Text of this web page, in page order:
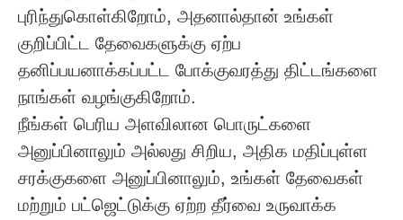
புரிந்துகொள்கிறோம், அதனால்தான் உங்கள்
குறிப்பிட்ட தேவைகளுக்கு ஏற்ப
தனிப்பயனாக்கப்பட்ட போக்குவரத்து திட்டங்களை
நாங்கள் வழங்குகிறோம்.
நீங்கள் பெரிய அளவிலான பொருட்களை
அனுப்பினாலும் அல்லது சிறிய, அதிக மதிப்புள்ள
சரக்குகளை அனுப்பினாலும், உங்கள் தேவைகள்
மற்றும் பட்ஜெட்டுக்கு ஏற்ற தீர்வை உருவாக்க